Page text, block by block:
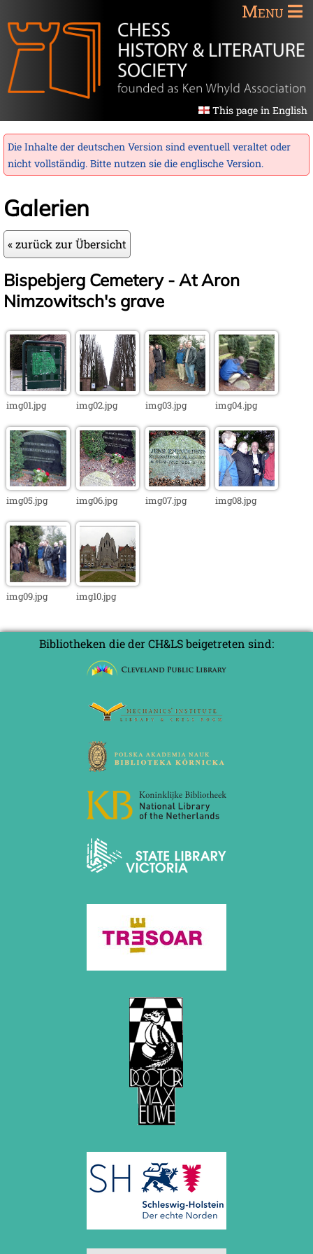
Menu
This page in English
Die Inhalte der deutschen Version sind eventuell veraltet oder
nicht vollständig. Bitte nutzen sie die englische Version.
Galerien
« zurück zur Übersicht
Bispebjerg Cemetery - At Aron
Nimzowitsch's grave
img01.jpg img02.jpg img03.jpg img04.jpg
img05.jpg img06.jpg img07.jpg img08.jpg
img09.jpg img10.jpg
Bibliotheken die der CH&LS beigetreten sind: